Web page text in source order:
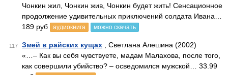
Чонкин жил, Чонкин жив, Чонкин будет жить! Сенсационное
продолжение удивительных приключений солдата Ивана…
189 руб
аудиокнига можно скачать
117 Змей в райских кущах , Светлана Алешина (2002)
«…– Как вы себя чувствуете, мадам Малахова, после того,
как совершили убийство? – осведомился мужской… 33.99